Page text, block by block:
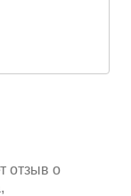
отзыв о